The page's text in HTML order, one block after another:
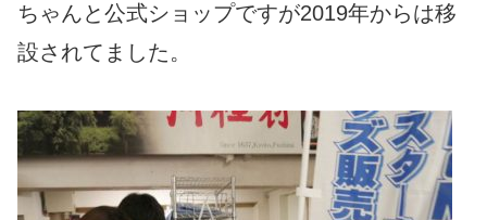
ちゃんと公式ショップですが2019年からは移
設されてました。